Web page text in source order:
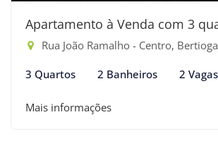
Apartamento à Venda com 3
Rua João Ramalho - Centro,
3 Quartos 2 Banheiros 2 Vagas
Mais informações